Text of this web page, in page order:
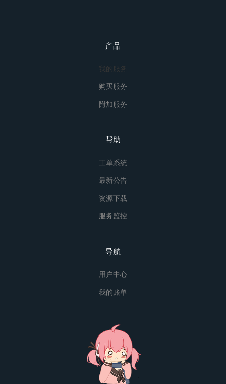
产品
我的服务
购买服务
附加服务
帮助
工单系统
最新公告
资源下载
服务监控
导航
用户中心
我的账单